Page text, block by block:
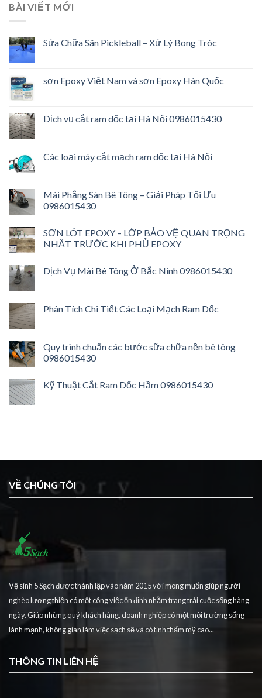
BÀI VIẾT MỚI
Sửa Chữa Sân Pickleball – Xử Lý Bong Tróc
sơn Epoxy Việt Nam và sơn Epoxy Hàn Quốc
Dịch vụ cắt ram dốc tại Hà Nội 0986015430
Các loại máy cắt mạch ram dốc tại Hà Nội
Mài Phẳng Sàn Bê Tông – Giải Pháp Tối Ưu
0986015430
SƠN LÓT EPOXY – LỚP BẢO VỆ QUAN TRỌNG
NHẤT TRƯỚC KHI PHỦ EPOXY
Dịch Vụ Mài Bê Tông Ở Bắc Ninh 0986015430
Phân Tích Chi Tiết Các Loại Mạch Ram Dốc
Quy trình chuẩn các bước sữa chữa nền bê tông
0986015430
Kỹ Thuật Cắt Ram Dốc Hầm 0986015430
VỀ CHÚNG TÔI
Vệ sinh 5 Sạch được thành lập vào năm 2015 với mong muốn giúp người
nghèo lương thiện có một công việc ổn định nhằm trang trải cuộc sống hàng
ngày. Giúp những quý khách hàng, doanh nghiệp có một môi trường sống
lành mạnh, không gian làm việc sạch sẽ và có tính thẩm mỹ cao...
THÔNG TIN LIÊN HỆ